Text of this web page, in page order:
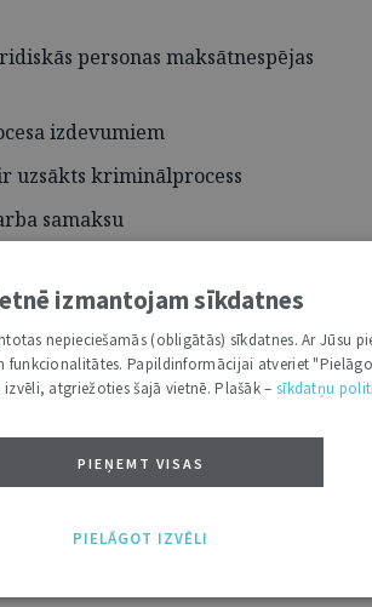
personas maksātnespējas
izdevumiem
uzsākts kriminālprocess
samaksu
nekustamo īpašumu
procesā
izmantojam sīkdatnes
nepieciešamās (obligātās) sīkdatnes. Ar Jūsu
funkcionalitātes. Papildinformācijai atveriet
atgriežoties šajā vietnē. Plašāk – sīkdatņu
PIEŅEMT VISAS
PIELĀGOT IZVĒLI